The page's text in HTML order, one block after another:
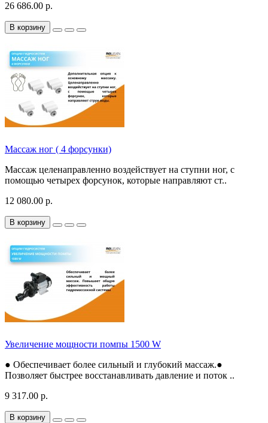
26 686.00 р.
В корзину
Массаж ног ( 4 форсунки)
Массаж целенаправленно воздействует на ступни ног, с
помощью четырех форсунок, которые направляют ст..
12 080.00 р.
В корзину
Увеличение мощности помпы 1500 W
● Обеспечивает более сильный и глубокий массаж.●
Позволяет быстрее восстанавливать давление и поток ..
9 317.00 р.
В корзину